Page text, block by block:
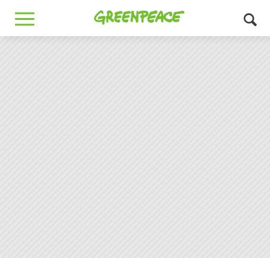
Greenpeace
MENU